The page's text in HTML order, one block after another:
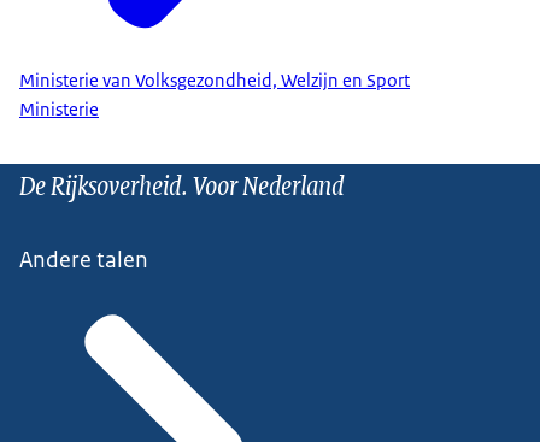
Ministerie van Volksgezondheid, Welzijn en Sport
Ministerie
De Rijksoverheid. Voor Nederland
Andere talen